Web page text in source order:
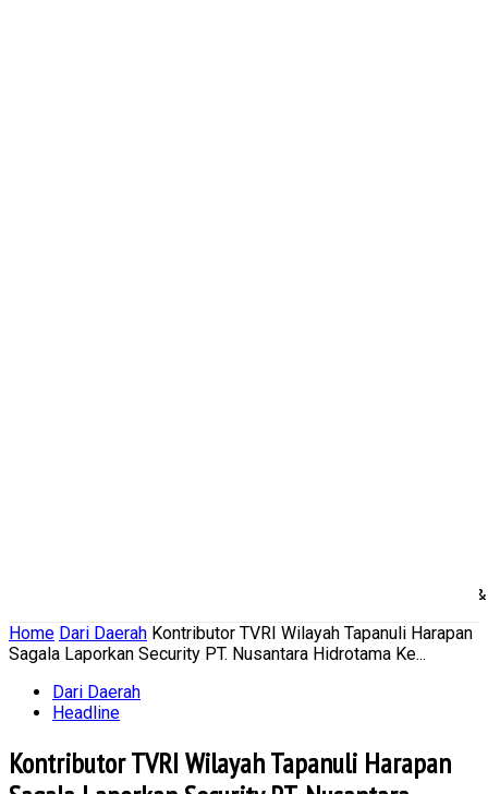
Politik
Home Dari Daerah Kontributor TVRI Wilayah Tapanuli Harapan
Sagala Laporkan Security PT. Nusantara Hidrotama Ke...
Dari Daerah
Headline
Kontributor TVRI Wilayah Tapanuli Harapan